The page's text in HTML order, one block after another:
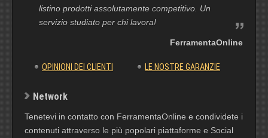
listino prodotti assolutamente competitivo. Un
servizio studiato per chi lavora!
FerramentaOnline
OPINIONI DEI CLIENTI LE NOSTRE GARANZIE
Network
Tenetevi in contatto con FerramentaOnline e condividete i
contenuti attraverso le più popolari piattaforme e Social